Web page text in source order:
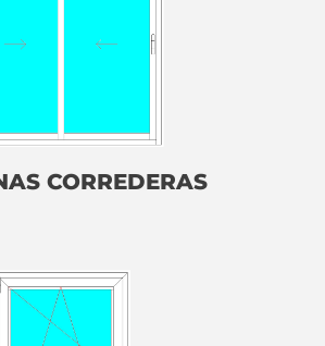
CORREDERAS